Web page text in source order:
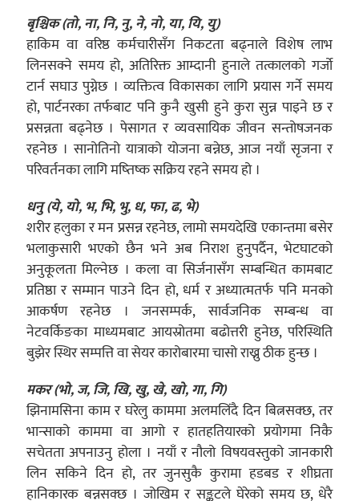
बृश्चिक (तो, ना, नि, नु, ने, नो, या, यि, यु)
हाकिम वा वरिष्ठ कर्मचारीसँग निकटता बढ्नाले विशेष लाभ
लिनसक्ने समय हो, अतिरिक्त आम्दानी हुनाले तत्कालको गर्जो
टार्न सघाउ पुग्नेछ । व्यक्तित्व विकासका लागि प्रयास गर्ने समय
हो, पार्टनरका तर्फबाट पनि कुनै खुसी हुने कुरा सुन्न पाइने छ र
प्रसन्नता बढ्नेछ । पेसागत र व्यवसायिक जीवन सन्तोषजनक
रहनेछ । सानोतिनो यात्राको योजना बन्नेछ, आज नयाँ सृजना र
परिवर्तनका लागि मष्तिष्क सक्रिय रहने समय हो ।
धनु (ये, यो, भ, भि, भु, ध, फा, ढ, भे)
शरीर हलुका र मन प्रसन्न रहनेछ, लामो समयदेखि एकान्तमा बसेर
भलाकुसारी भएको छैन भने अब निराश हुनुपर्दैन, भेटघाटको
अनुकूलता मिल्नेछ । कला वा सिर्जनासँग सम्बन्धित कामबाट
प्रतिष्ठा र सम्मान पाउने दिन हो, धर्म र अध्यात्मतर्फ पनि मनको
आकर्षण रहनेछ । जनसम्पर्क, सार्वजनिक सम्बन्ध वा
नेटवर्किङका माध्यमबाट आयस्रोतमा बढोत्तरी हुनेछ, परिस्थिति
बुझेर स्थिर सम्पत्ति वा सेयर कारोबारमा चासो राख्नु ठीक हुन्छ ।
मकर (भो, ज, जि, खि, खु, खे, खो, गा, गि)
झिनामसिना काम र घरेलु काममा अलमलिंदै दिन बित्नसक्छ, तर
भान्साको काममा वा आगो र हातहतियारको प्रयोगमा निकै
सचेतता अपनाउनु होला । नयाँ र नौलो विषयवस्तुको जानकारी
लिन सकिने दिन हो, तर जुनसुकै कुरामा हडबड र शीघ्रता
हानिकारक बन्नसक्छ । जोखिम र सङ्कटले घेरेको समय छ, धेरै